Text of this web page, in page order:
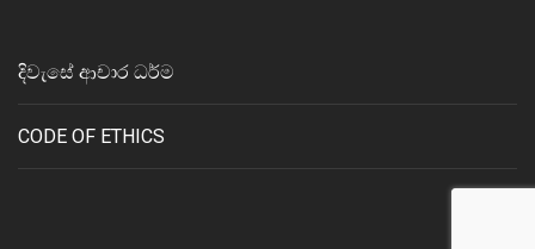
දිවැසේ ආචාර ධර්ම
CODE OF ETHICS